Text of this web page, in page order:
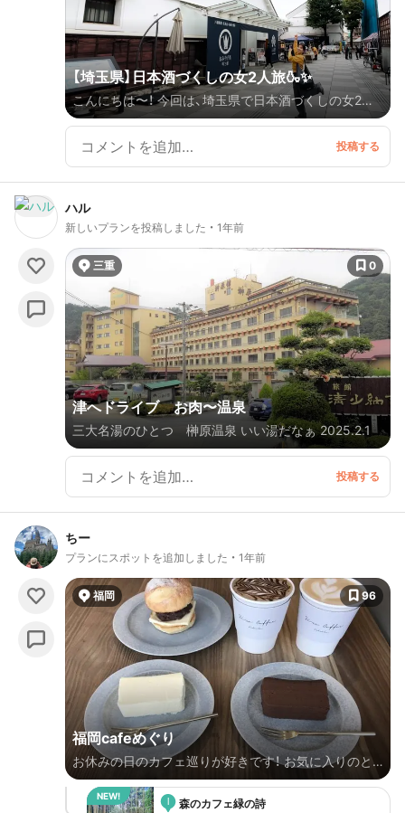
【埼玉県】日本酒づくしの女2人旅🍶✨
こんにちは〜！ 今回は、埼玉県で日本酒づくしの女2人
旅をしてきました♪ 実は埼玉県は、日本酒の生産が盛ん
で、 酒造もある街ってご存知でしたか？？？ 日本酒のつ
まみに合いそうなお土産を探したり、 利き酒をしてみ
たり、酒蔵見学に行ったり、 酒蔵ならではのランチを楽
しんだり。。 とにかく日本酒づくしなんです🍶 是非参
考にしてみてください〜！♡
ハル
新しいプランを投稿しました 1年前
三重 0
津へドライブ お肉〜温泉
三大名湯のひとつ 榊原温泉 いい湯だなぁ 2025.2.1
ちー
プランにスポットを追加しました 1年前
福岡 96
福岡cafeめぐり
お休みの日のカフェ巡りが好きです！ お気に入りのと
ころだけをご紹介します！ ※上限がきたので佐賀は移動
させます💦
l 森のカフェ緑の詩